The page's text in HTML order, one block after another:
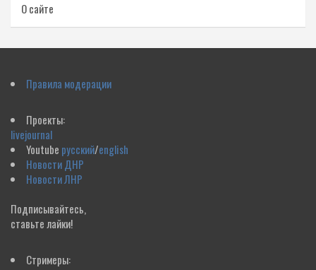
О сайте
Правила модерации
Проекты:
livejournal
Youtube русский/english
Новости ДНР
Новости ЛНР
Подписывайтесь,
ставьте лайки!
Стримеры: